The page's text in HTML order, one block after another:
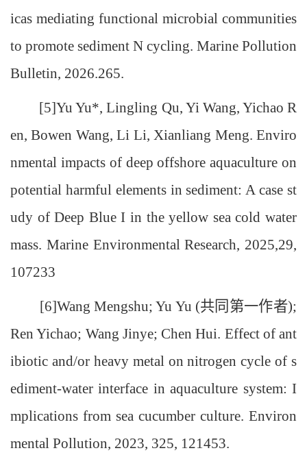
icas mediating functional microbial communities
to promote sediment N cycling. Marine Pollution
Bulletin, 2026.265.
[5]Yu Yu*, Lingling Qu, Yi Wang, Yichao R
en, Bowen Wang, Li Li, Xianliang Meng. Enviro
nmental impacts of deep offshore aquaculture on
potential harmful elements in sediment: A case st
udy of Deep Blue I in the yellow sea cold water
mass. Marine Environmental Research, 2025,29,
107233
[6]Wang Mengshu; Yu Yu (共同第一作者);
Ren Yichao; Wang Jinye; Chen Hui. Effect of ant
ibiotic and/or heavy metal on nitrogen cycle of s
ediment-water interface in aquaculture system: I
mplications from sea cucumber culture. Environ
mental Pollution, 2023, 325, 121453.